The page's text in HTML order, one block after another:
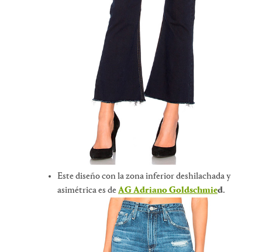
Este diseño con la zona inferior deshilachada y
asimétrica es deAG Adriano Goldschmied.